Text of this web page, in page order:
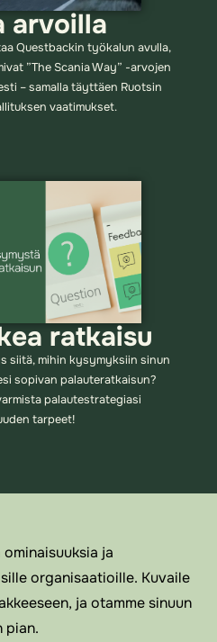
arvoilla
Questbackin työkalun avulla,
”The Scania Way” -arvojen
– samalla täyttäen Ruotsin
vaatimukset.
ratkaisu
siitä, mihin kysymyksiin sinun
sopivan palauteratkaisun?
palautestrategiasi
tarpeet!
ja
organisaatioille. Kuvaile
ja otamme sinuun
pian.